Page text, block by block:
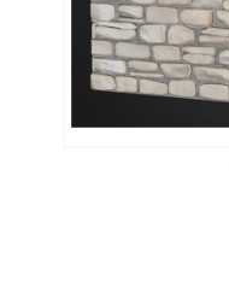
1of1Models